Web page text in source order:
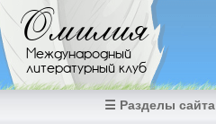
Перейти к основному содержанию
Омилия
Международный
литературный клуб
☰ Разделы сайта